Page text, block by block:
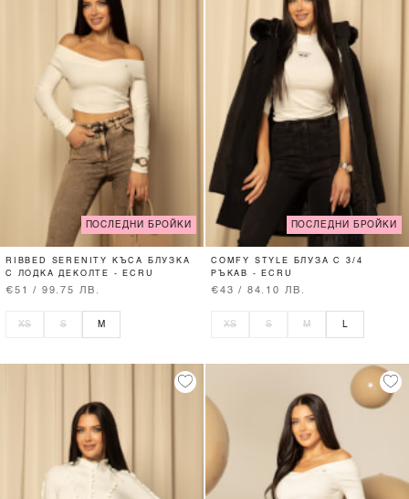
ПОСЛЕДНИ БРОЙКИ
RIBBED SERENITY КЪСА БЛУЗКА
С ЛОДКА ДЕКОЛТЕ - ECRU
€51 / 99.75 ЛВ.
XS S M
ПОСЛЕДНИ БРОЙКИ
COMFY STYLE БЛУЗА С 3/4
РЪКАВ - ECRU
€43 / 84.10 ЛВ.
XS S M